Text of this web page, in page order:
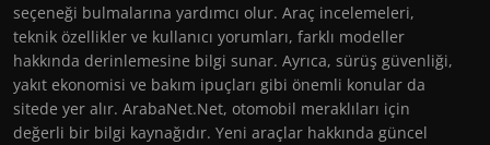
seçeneği bulmalarına yardımcı olur. Araç incelemeleri,
teknik özellikler ve kullanıcı yorumları, farklı modeller
hakkında derinlemesine bilgi sunar. Ayrıca, sürüş güvenliği,
yakıt ekonomisi ve bakım ipuçları gibi önemli konular da
sitede yer alır. ArabaNet.Net, otomobil meraklıları için
değerli bir bilgi kaynağıdır. Yeni araçlar hakkında güncel